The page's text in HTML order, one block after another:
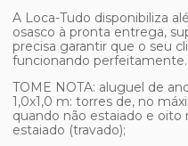
A Loca-Tudo disponibiliza
osasco à pronta entrega,
precisa garantir que o seu
funcionando perfeitamente.
TOME NOTA: aluguel de
1,0x1,0 m: torres de, no
quando não estaiado e
estaiado (travado);